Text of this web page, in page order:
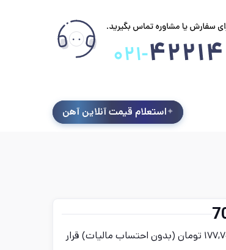
استعلام قیمت آنلاین آهن
قیمت پروفیل گالوانیزه 70*70 امروز پنج‌شنبه ۱۵ مرداد در بازه‌ای بین ۱۷۰,۵۰۰ تا ۱۷۷,۷۰۰ تومان (بدون احتساب مالیات) قرار